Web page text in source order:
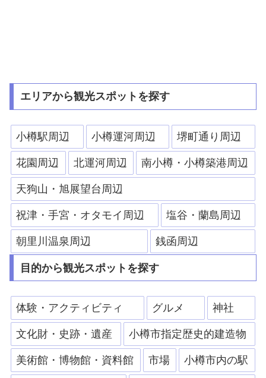
エリアから観光スポットを探す
小樽駅周辺 小樽運河周辺 堺町通り周辺
花園周辺 北運河周辺 南小樽・小樽築港周辺
天狗山・旭展望台周辺
祝津・手宮・オタモイ周辺 塩谷・蘭島周辺
朝里川温泉周辺 銭函周辺
目的から観光スポットを探す
体験・アクティビティ グルメ 神社
文化財・史跡・遺産 小樽市指定歴史的建造物
美術館・博物館・資料館 市場 小樽市内の駅